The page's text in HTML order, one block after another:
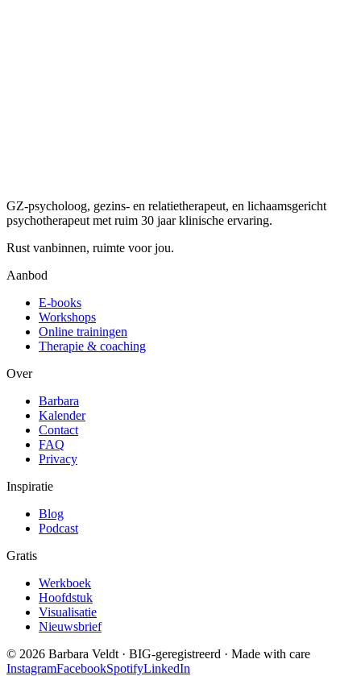
GZ-psycholoog, gezins- en relatietherapeut, en lichaamsgericht
psychotherapeut met ruim 30 jaar klinische ervaring.
Rust vanbinnen, ruimte voor jou.
Aanbod
E-books
Workshops
Online trainingen
Therapie & coaching
Over
Barbara
Kalender
Contact
FAQ
Privacy
Inspiratie
Blog
Podcast
Gratis
Werkboek
Hoofdstuk
Visualisatie
Nieuwsbrief
© 2026 Barbara Veldt · BIG-geregistreerd · Made with care
InstagramFacebookSpotifyLinkedIn